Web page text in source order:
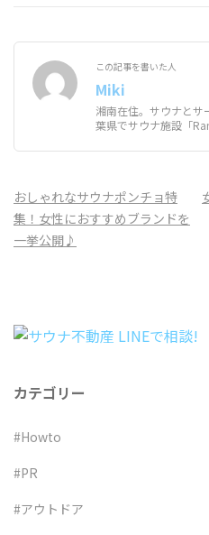
この記事を書いた人
Miki
湘南在住。サウナとサ
葉県でサウナ施設「
投
稿
ナ
シ
ョ
おしゃれなサウナポンチョ特
集！女性におすすめブランドを
一挙公開♪
カテゴリー
#Howto
#PR
#アウトドア